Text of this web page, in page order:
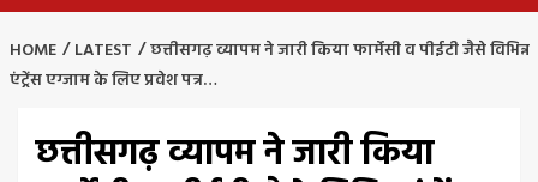
HOME LATEST
छत्तीसगढ़ व्यापम ने जारी किया फार्मेसी व पीईटी जैसे विभिन्न
एंट्रेंस एग्जाम के लिए प्रवेश पत्र…
छत्तीसगढ़ व्यापम ने जारी किया